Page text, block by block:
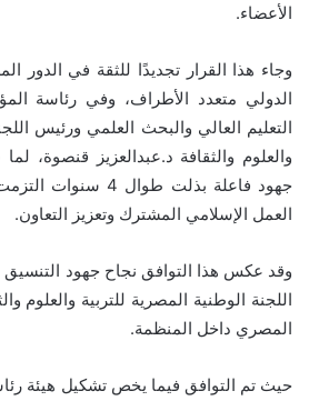
الأعضاء.
وجاء هذا القرار تجديدًا للثقة في الدور
الدولي متعدد الأطراف، وفي رئاسة
التعليم العالي والبحث العلمي ورئيس
والعلوم والثقافة د.عبدالعزيز قنصوة،
جهود فاعلة بذلت
العمل الإسلامي المشترك وتعزيز التعاون.
وقد عكس هذا التوافق نجاح جهود التنسيق
اللجنة الوطنية المصرية للتربية والعلوم
المصري داخل المنظمة.
حيث تم التوافق فيما يخص تشكيل هيئة